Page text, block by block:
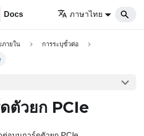
Docs ภาษาไทย
ภายใน การระบุขั้วต่อ
ตัวยก PCIe